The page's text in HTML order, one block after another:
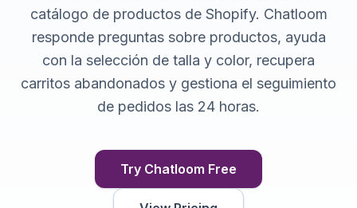
catálogo de productos de Shopify. Chatloom
responde preguntas sobre productos, ayuda
con la selección de talla y color, recupera
carritos abandonados y gestiona el seguimiento
de pedidos las 24 horas.
Try Chatloom Free